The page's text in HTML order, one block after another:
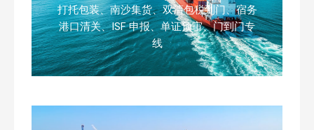
打托包装、南沙集货、双清包税到门、宿务
港口清关、ISF 申报、单证预审、门到门专
线